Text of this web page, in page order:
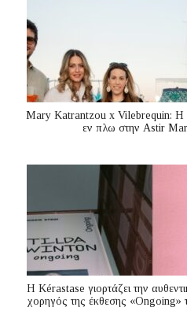
Mary Katrantzou x Vilebrequin: Η
εν πλω στην Astir
Η Kérastase γιορτάζει την
χορηγός της έκθεσης